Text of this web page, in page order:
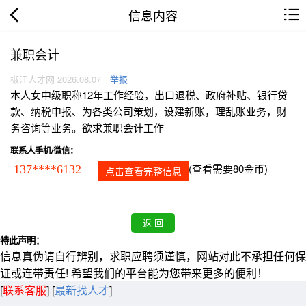
信息内容
兼职会计
椒江人才网 2026.08.07 举报
本人女中级职称12年工作经验，出口退税、政府补贴、银行贷
款、纳税申报、为各类公司策划，设建新账，理乱账业务，财
务咨询等业务。欲求兼职会计工作
联系人手机/微信：
137****6132 点击查看完整信息 (查看需要80金币)
特此声明：
信息真伪请自行辨别，求职应聘须谨慎，网站对此不承担任何保
证或连带责任! 希望我们的平台能为您带来更多的便利！
[联系客服] [最新找人才]